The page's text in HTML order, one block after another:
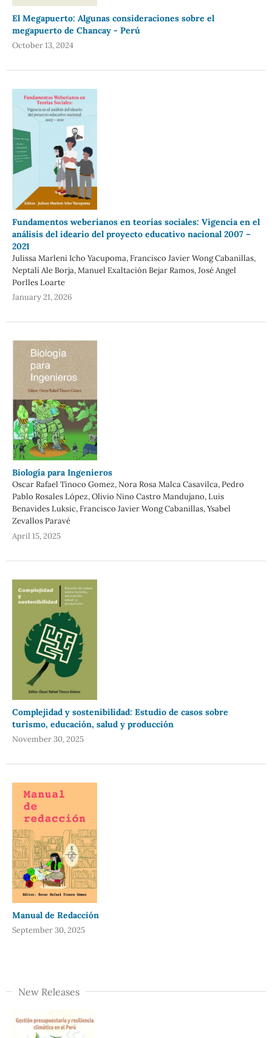
El Megapuerto: Algunas consideraciones sobre el
megapuerto de Chancay - Perú
October 13, 2024
Fundamentos weberianos en teorías sociales: Vigencia en el
análisis del ideario del proyecto educativo nacional 2007 –
2021
Julissa Marleni Icho Yacupoma, Francisco Javier Wong Cabanillas,
Neptalí Ale Borja, Manuel Exaltación Bejar Ramos, José Angel
Porlles Loarte
January 21, 2026
Biología para Ingenieros
Oscar Rafael Tinoco Gomez, Nora Rosa Malca Casavilca, Pedro
Pablo Rosales López, Olivio Nino Castro Mandujano, Luis
Benavides Luksic, Francisco Javier Wong Cabanillas, Ysabel
Zevallos Paravé
April 15, 2025
Complejidad y sostenibilidad: Estudio de casos sobre
turismo, educación, salud y producción
November 30, 2025
Manual de Redacción
September 30, 2025
New Releases